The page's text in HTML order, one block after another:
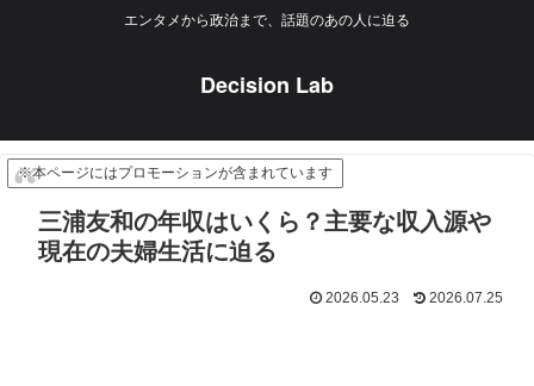
エンタメから政治まで、話題のあの人に迫る
Decision Lab
※本ページにはプロモーションが含まれています
三浦友和の年収はいくら？主要な収入源や
現在の夫婦生活に迫る
2026.05.23 2026.07.25